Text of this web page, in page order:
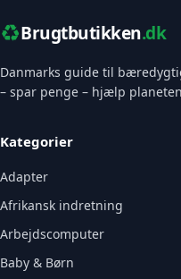
♻️Brugtbutikken.dk
Danmarks guide til
– spar penge – hjælp
Kategorier
Adapter
Afrikansk indretning
Arbejdscomputer
Baby & Børn